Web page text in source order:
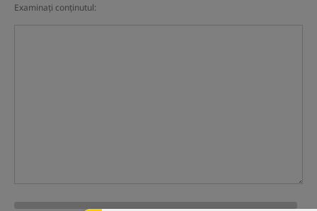
Examinați conținutul: